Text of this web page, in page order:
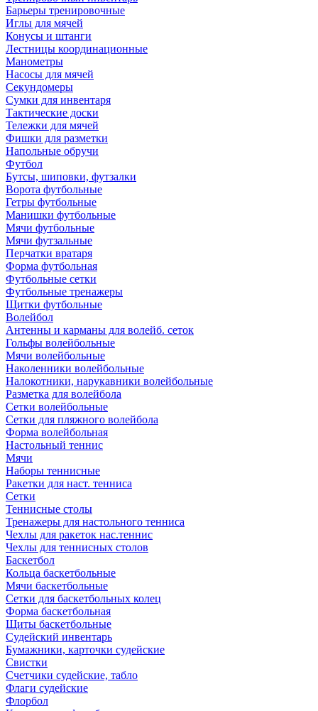
Барьеры тренировочные
Иглы для мячей
Конусы и штанги
Лестницы координационные
Манометры
Насосы для мячей
Секундомеры
Сумки для инвентаря
Тактические доски
Тележки для мячей
Фишки для разметки
Напольные обручи
Футбол
Бутсы, шиповки, футзалки
Ворота футбольные
Гетры футбольные
Манишки футбольные
Мячи футбольные
Мячи футзальные
Перчатки вратаря
Форма футбольная
Футбольные сетки
Футбольные тренажеры
Щитки футбольные
Волейбол
Антенны и карманы для волейб. сеток
Гольфы волейбольные
Мячи волейбольные
Наколенники волейбольные
Налокотники, нарукавники волейбольные
Разметка для волейбола
Сетки волейбольные
Сетки для пляжного волейбола
Форма волейбольная
Настольный теннис
Мячи
Наборы теннисные
Ракетки для наст. тенниса
Сетки
Теннисные столы
Тренажеры для настольного тенниса
Чехлы для ракеток нас.теннис
Чехлы для теннисных столов
Баскетбол
Кольца баскетбольные
Мячи баскетбольные
Сетки для баскетбольных колец
Форма баскетбольная
Щиты баскетбольные
Судейский инвентарь
Бумажники, карточки судейские
Свистки
Счетчики судейские, табло
Флаги судейские
Флорбол